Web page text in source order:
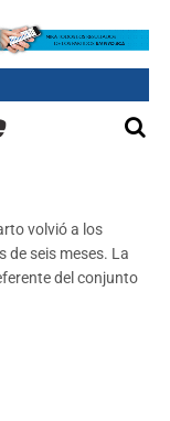
volvió a los
de seis meses. La
del conjunto